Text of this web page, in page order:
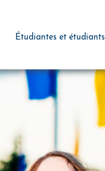
Étudiantes et étudiants